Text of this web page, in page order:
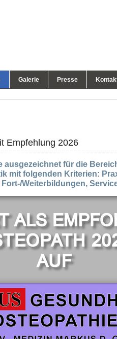
Galerie Presse
Empfehlung 2026
ausgezeichnet für die
mit folgenden Kriterien:
Weiterbildungen,